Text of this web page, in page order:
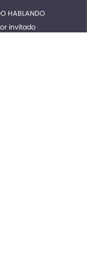
HABLANDO
invitado